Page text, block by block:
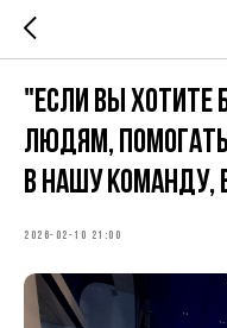
"Если вы хотите
людям,
в нашу команду,
2026-02-10 21:00